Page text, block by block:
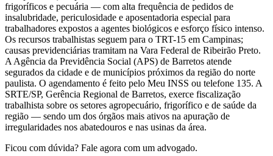
frigoríficos e pecuária — com alta frequência de pedidos de
insalubridade, periculosidade e aposentadoria especial para
trabalhadores expostos a agentes biológicos e esforço físico intenso.
Os recursos trabalhistas seguem para o TRT-15 em Campinas;
causas previdenciárias tramitam na Vara Federal de Ribeirão Preto.
A Agência da Previdência Social (APS) de Barretos atende
segurados da cidade e de municípios próximos da região do norte
paulista. O agendamento é feito pelo Meu INSS ou telefone 135. A
SRTE/SP, Gerência Regional de Barretos, exerce fiscalização
trabalhista sobre os setores agropecuário, frigorífico e de saúde da
região — sendo um dos órgãos mais ativos na apuração de
irregularidades nos abatedouros e nas usinas da área.
Ficou com dúvida? Fale agora com um advogado.